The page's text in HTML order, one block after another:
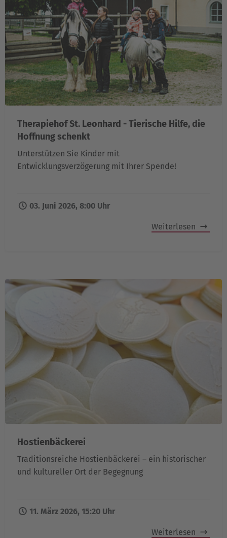
Therapiehof St. Leonhard - Tierische Hilfe, die
Hoffnung schenkt
Unterstützen Sie Kinder mit
Entwicklungsverzögerung mit Ihrer Spende!
03. Juni 2026, 8:00 Uhr
Weiterlesen
Hostienbäckerei
Traditionsreiche Hostienbäckerei – ein historischer
und kultureller Ort der Begegnung
11. März 2026, 15:20 Uhr
Weiterlesen